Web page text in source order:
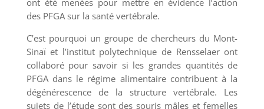
des PFGA sur la santé vertébrale.
C’est pourquoi un groupe de chercheurs du Mont-
Sinaï et l’institut polytechnique de Rensselaer ont
collaboré pour savoir si les grandes quantités de
PFGA dans le régime alimentaire contribuent à la
dégénérescence de la structure vertébrale. Les
sujets de l’étude sont des souris mâles et femelles